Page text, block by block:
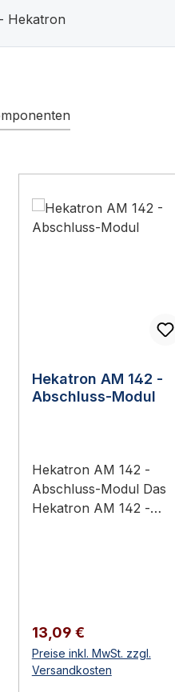
Hekatron
Hekatron AM 142 -
Abschluss-Modul
Hekatron AM 142 -
Abschluss-Modul Das
Hekatron AM 142 -
an Brand- und
Rauchschutztüren in
öffentlichen Gebäuden,
Regulärer Preis:
13,09 €
Preise inkl. MwSt. zzgl.
Versandkosten